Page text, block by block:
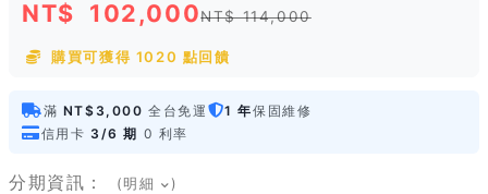
NT$ 102,000NT$ 114,000
購買可獲得 1020 點回饋
滿 NT$3,000 全台免運 1 年保固維修
信用卡 3/6 期 0 利率
分期資訊： (明細 )